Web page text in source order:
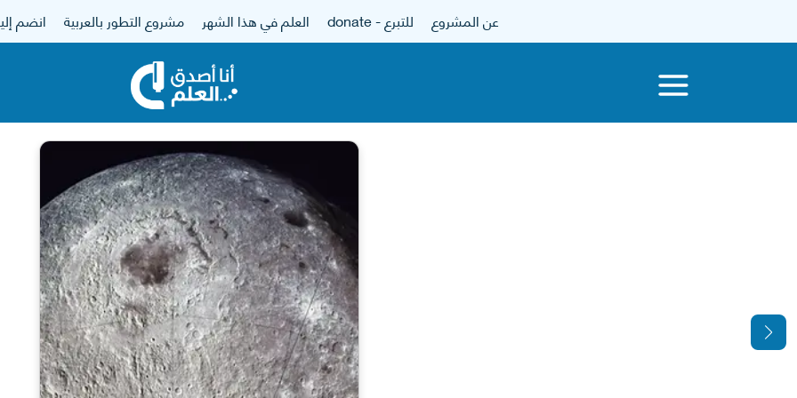
عن المشروع للتبرع - donate العلم في هذا الشهر مشروع التطور بالعربية انضم